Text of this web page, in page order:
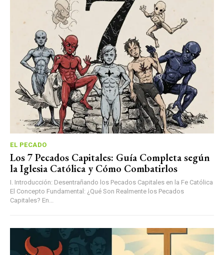
EL PECADO
Los 7 Pecados Capitales: Guía Completa según
la Iglesia Católica y Cómo Combatirlos
I. Introducción: Desentrañando los Pecados Capitales en la Fe Católica
El Concepto Fundamental: ¿Qué Son Realmente los Pecados
Capitales? En...